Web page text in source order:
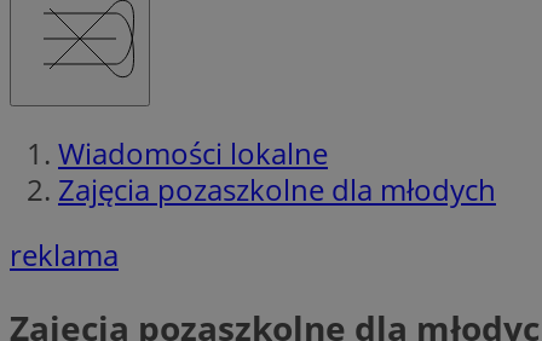
Wiadomości lokalne
Zajęcia pozaszkolne dla młodych
reklama
Zajęcia pozaszkolne dla